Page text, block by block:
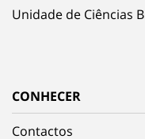
Unidade de Ciências
CONHECER
Contactos